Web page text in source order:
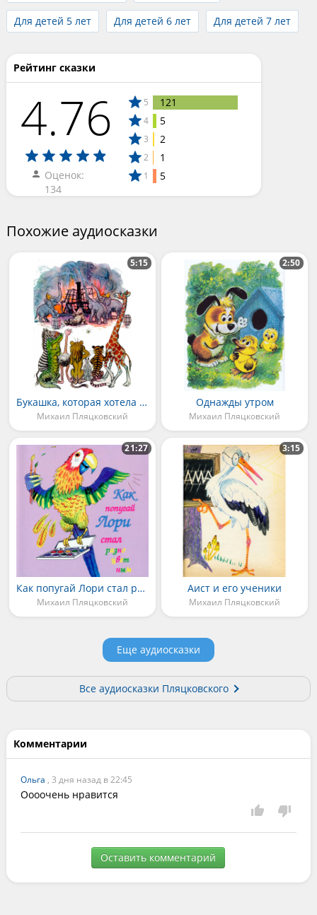
Для детей 5 лет Для детей 6 лет Для детей 7 лет
Рейтинг сказки
4.76
Оценок:
134
5 121
4 5
3 2
2 1
1 5
Похожие аудиосказки
Букашка, которая хотела стать большой
Михаил Пляцковский
5:15
Однажды утром
Михаил Пляцковский
2:50
Как попугай Лори стал разноцветным
Михаил Пляцковский
21:27
Аист и его ученики
Михаил Пляцковский
3:15
Еще аудиосказки
Все аудиосказки Пляцковского
Комментарии
Ольга , 3 дня назад в 22:45
Оооочень нравится
Оставить комментарий